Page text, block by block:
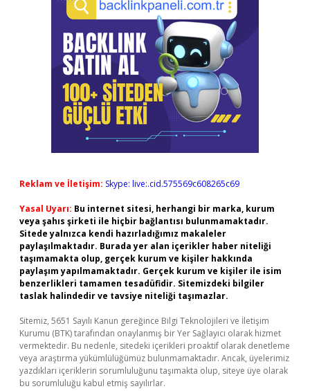
Reklam ve İletişim: Skype: live:.cid.575569c608265c69
Yasal Uyarı: Bu internet sitesi, herhangi bir marka, kurum
veya şahıs şirketi ile hiçbir bağlantısı bulunmamaktadır.
Sitede yalnızca kendi hazırladığımız makaleler
paylaşılmaktadır. Burada yer alan içerikler haber niteliği
taşımamakta olup, gerçek kurum ve kişiler hakkında
paylaşım yapılmamaktadır. Gerçek kurum ve kişiler ile isim
benzerlikleri tamamen tesadüfidir. Sitemizdeki bilgiler
taslak halindedir ve tavsiye niteliği taşımazlar.
Sitemiz, 5651 Sayılı Kanun gereğince Bilgi Teknolojileri ve İletişim
Kurumu (BTK) tarafından onaylanmış bir Yer Sağlayıcı olarak hizmet
vermektedir. Bu nedenle, sitedeki içerikleri proaktif olarak denetleme
veya araştırma yükümlülüğümüz bulunmamaktadır. Ancak, üyelerimiz
yazdıkları içeriklerin sorumluluğunu taşımakta olup, siteye üye olarak
bu sorumluluğu kabul etmiş sayılırlar.